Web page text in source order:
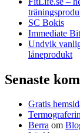
SC Bokis
Immediate
Undvik
låneprodukt
Senaste
Gratis
Berra om